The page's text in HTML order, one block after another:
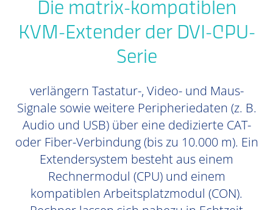
Die matrix-kompatiblen
KVM-Extender der DVI-CPU-
Serie
verlängern Tastatur-, Video- und Maus-
Signale sowie weitere Peripheriedaten (z. B.
Audio und USB) über eine dedizierte CAT-
oder Fiber-Verbindung (bis zu 10.000 m). Ein
Extendersystem besteht aus einem
Rechnermodul (CPU) und einem
kompatiblen Arbeitsplatzmodul (CON).